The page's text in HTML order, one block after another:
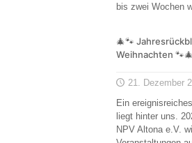
bis zwei Wochen
🎄🐾
Weihnachten 🐾🎄
21. Dezember
Ein
liegt hinter uns.
NPV Altona e.V.